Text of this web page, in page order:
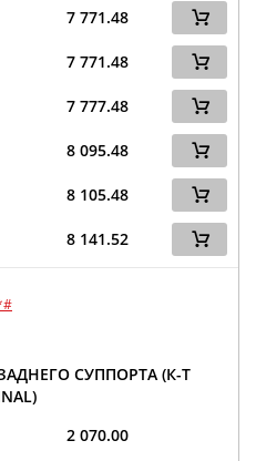
7 771.48
7 771.48
7 777.48
8 095.48
8 105.48
8 141.52
СУППОРТА (К-Т
2 070.00